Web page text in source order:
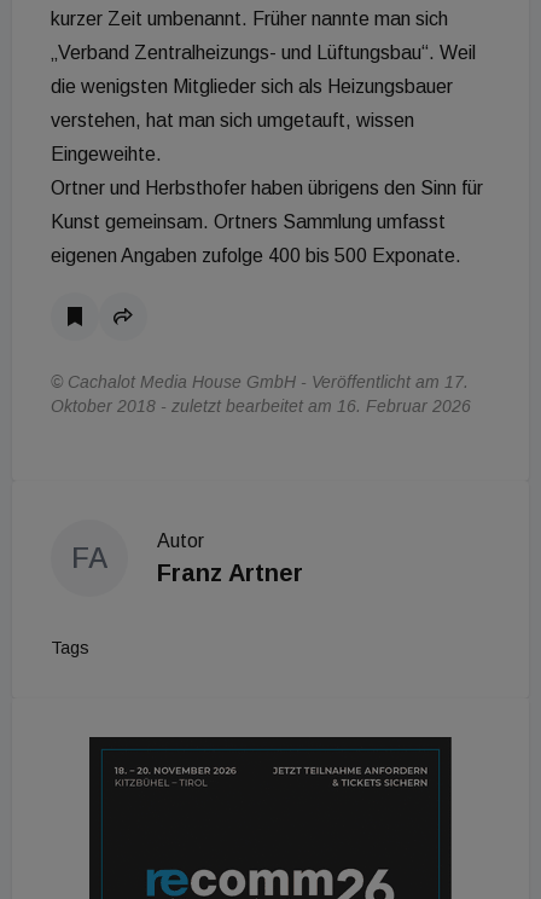
kurzer Zeit umbenannt. Früher nannte man sich
„Verband Zentralheizungs- und Lüftungsbau“. Weil
die wenigsten Mitglieder sich als Heizungsbauer
verstehen, hat man sich umgetauft, wissen
Eingeweihte.
Ortner und Herbsthofer haben übrigens den Sinn für
Kunst gemeinsam. Ortners Sammlung umfasst
eigenen Angaben zufolge 400 bis 500 Exponate.
© Cachalot Media House GmbH - Veröffentlicht am 17.
Oktober 2018 - zuletzt bearbeitet am 16. Februar 2026
FA
Autor
Franz Artner
Tags